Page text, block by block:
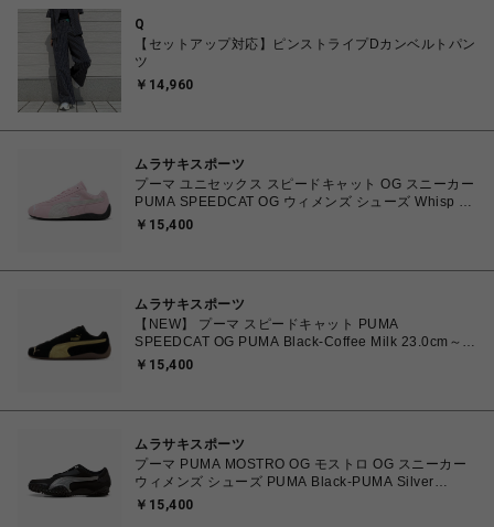
Q
【セットアップ対応】ピンストライプDカンベルトパン
ツ
￥14,960
ムラサキスポーツ
プーマ ユニセックス スピードキャット OG スニーカー
PUMA SPEEDCAT OG ウィメンズ シューズ Whisp Of
Pink-PUMA White 23.0cm～25.0cm 398846_04
￥15,400
ムラサキスポーツ
【NEW】 プーマ スピードキャット PUMA
SPEEDCAT OG PUMA Black-Coffee Milk 23.0cm～
25.0cm 398846-91 4069162801821 【送料無料 北海
￥15,400
ムラサキスポーツ
プーマ PUMA MOSTRO OG モストロ OG スニーカー
ウィメンズ シューズ PUMA Black-PUMA Silver
23.0cm～25.0㎝ 397330_17 4069157788854 【送料
￥15,400